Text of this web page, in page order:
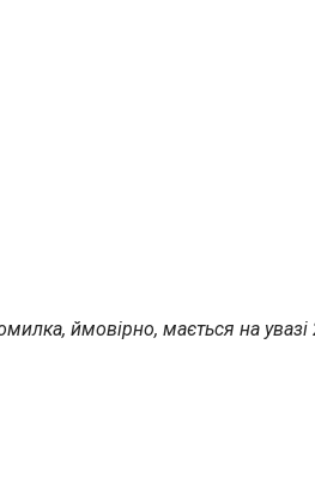
ймовірно, мається на